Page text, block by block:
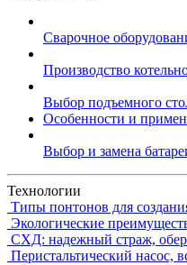
Сварочное
Производство
Выбор подъемного
Особенности и
Выбор и замена
Технологии
Типы понтонов для
Экологические
СХД: надежный страж,
Перистальтический насос,